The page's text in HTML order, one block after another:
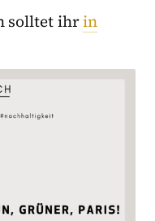
solltet ihrin